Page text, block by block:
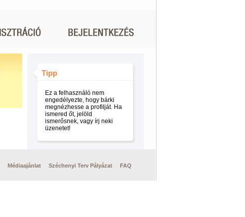
Tipp
Ez a felhasználó nem
engedélyezte, hogy bárki
megnézhesse a profilját. Ha
ismered őt, jelöld
ismerősnek, vagy írj neki
üzenetet!
Médiaajánlat Széchenyi Terv Pályázat FAQ